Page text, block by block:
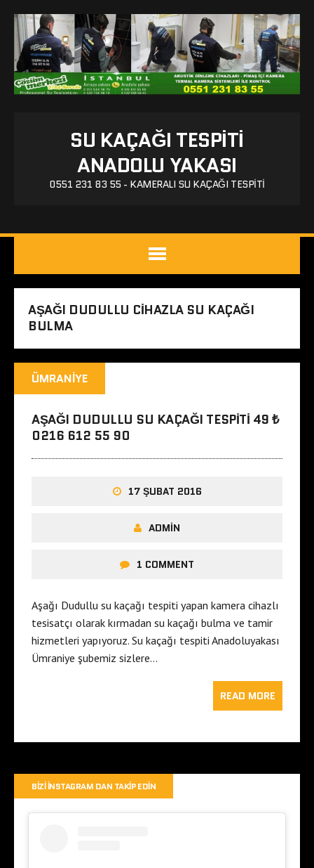
SU KAÇAĞI TESPITI
ANADOLU YAKASI
0551 231 83 55 - KAMERALI SU KAÇAĞI TESPITI
AŞAĞI DUDULLU CIHAZLA SU KAÇAĞI
BULMA
ÜMRANIYE
AŞAĞI DUDULLU SU KAÇAĞI TESPITI 49 ₺
0216 612 55 90
17 ŞUBAT 2016
ADMIN
1 COMMENT
Aşağı Dudullu su kaçağı tespiti yapan kamera cihazlı
tesisatçı olarak kırmadan su kaçağı bulma ve tamir
hizmetleri yapıyoruz. Su kaçağı tespiti Anadoluyakası
Ümraniye şubemiz sizlere…
READ MORE
BIZI İNSTAGRAM DAN TAKIP EDIN